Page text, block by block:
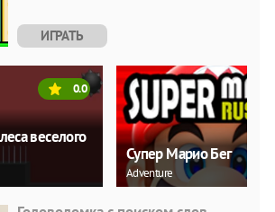
ИГРАТЬ
веселого
0.0
Супер Марио Бег
Adventure